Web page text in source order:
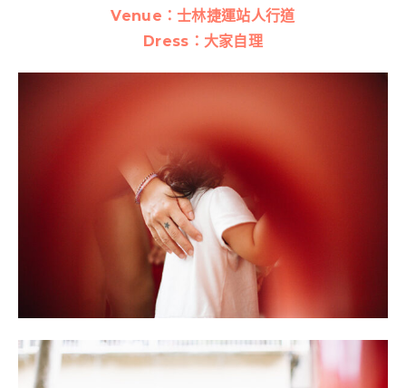
Venue：士林捷運站人行道
Dress：大家自理